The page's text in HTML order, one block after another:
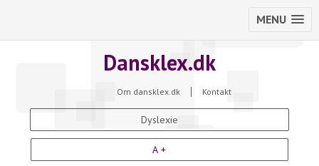
MENU
Dansklex.dk
Om dansklex.dk Kontakt
Dyslexie
A +